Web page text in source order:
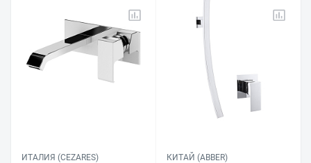
ИТАЛИЯ (CEZARES) КИТАЙ (ABBER)